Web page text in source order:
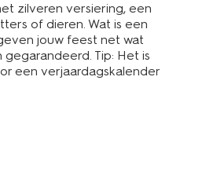
zilveren versiering, een
of dieren. Wat is een
jouw feest net wat
Tip: Het is
een verjaardagskalender